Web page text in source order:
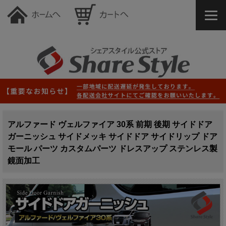
アルファード ヴェルファイア 30系 前期 後期 サイドドア
ガーニッシュ サイドメッキ サイドドア サイドリップ ドア
モール パーツ カスタムパーツ ドレスアップ ステンレス製
鏡面加工